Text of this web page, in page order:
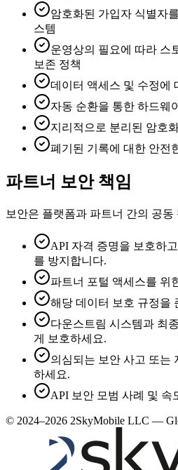
암호화된 가입자 식별자
스템
운영상의 필요에 따라 스
보존 정책
데이터 액세스 및 수정에
자동 순환을 통한 하드웨
지리적으로 분리된 암호
폐기된 기록에 대한 안전
파트너 보안 책임
보안은 플랫폼과 파트너 간의 공동
API 자격 증명을 보호하
를 방지합니다.
파트너 포털 액세스를 위
해당 데이터 보호 규정을
다운스트림 시스템과 최
게 보호하세요.
의심되는 보안 사고 또는
하세요.
API 보안 모범 사례 및 속
© 2024–2026 2SkyMobile LLC —